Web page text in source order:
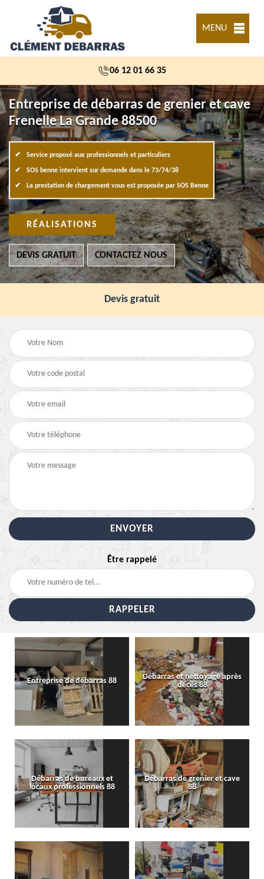
MENU
06 12 01 66 35
Entreprise de débarras de grenier et cave
Frenelle La Grande 88500
Service proposé aux professionnels et particuliers
SOS benne intervient sur demande dans le 73/74/38
La prestation de chargement vous est proposée par SOS Benne
RÉALISATIONS
DEVIS GRATUIT CONTACTEZ NOUS
Devis gratuit
Être rappelé
Entreprise de débarras 88
Débarras et nettoyage après
décès 88
Débarras de bureaux et
locaux professionnels 88
Débarras de grenier et cave
88